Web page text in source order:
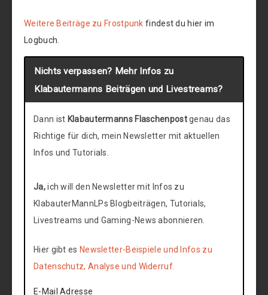
Weitere Beiträge zu Frostpunk findest du hier im
Logbuch.
Nichts verpassen? Mehr Infos zu
Klabautermanns Beiträgen und Livestreams?
Dann ist Klabautermanns Flaschenpostgenau das
Richtige für dich, mein Newsletter mit aktuellen
Infos und Tutorials.
Ja,ich will den Newsletter mit Infos zu
KlabauterMannLPs Blogbeiträgen, Tutorials,
Livestreams und Gaming-News abonnieren.
Hier gibt es Newsletter-Beispiele und Infos zu
Datenschutz, Analyse und Widerruf.
E-Mail Adresse